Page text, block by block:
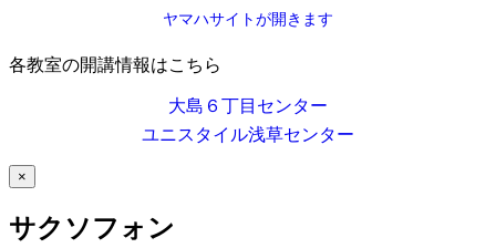
ヤマハサイトが開きます
各教室の開講情報はこちら
大島６丁目センター
ユニスタイル浅草センター
×
サクソフォン